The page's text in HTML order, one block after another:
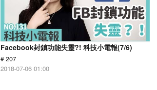
Facebook封鎖功能失靈?! 科技小電報(7/6)
# 207
2018-07-06 01:00